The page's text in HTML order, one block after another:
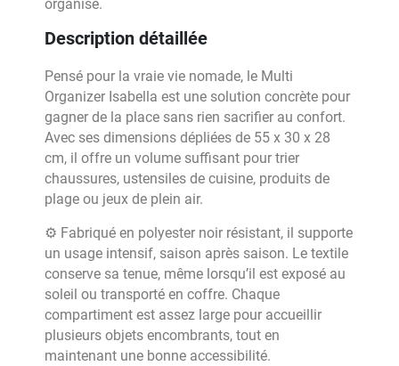
organisé.
Description détaillée
Pensé pour la vraie vie nomade, le Multi
Organizer Isabella est une solution concrète pour
gagner de la place sans rien sacrifier au confort.
Avec ses dimensions dépliées de 55 x 30 x 28
cm, il offre un volume suffisant pour trier
chaussures, ustensiles de cuisine, produits de
plage ou jeux de plein air.
⚙️ Fabriqué en polyester noir résistant, il supporte
un usage intensif, saison après saison. Le textile
conserve sa tenue, même lorsqu’il est exposé au
soleil ou transporté en coffre. Chaque
compartiment est assez large pour accueillir
plusieurs objets encombrants, tout en
maintenant une bonne accessibilité.